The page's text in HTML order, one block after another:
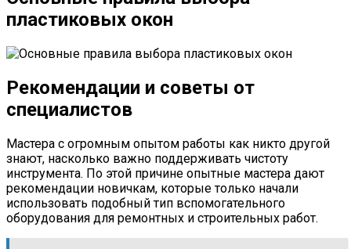
пластиковых окон
Рекомендации и советы от
специалистов
Мастера с огромным опытом работы как никто другой
знают, насколько важно поддерживать чистоту
инструмента. По этой причине опытные мастера дают
рекомендации новичкам, которые только начали
использовать подобный тип вспомогательного
оборудования для ремонтных и строительных работ.